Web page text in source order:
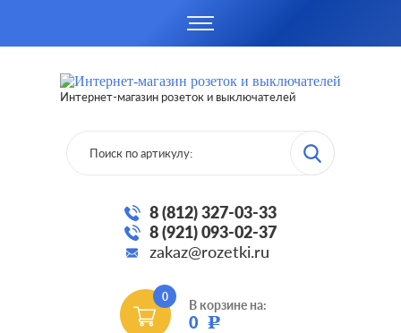
Интернет-магазин розеток и выключателей
8 (812) 327-03-33
8 (921) 093-02-37
zakaz@rozetki.ru
0
В корзине на:
0 Р